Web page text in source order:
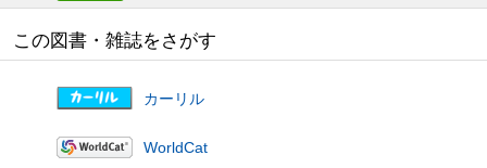
この図書・雑誌をさがす
カーリル
WorldCat